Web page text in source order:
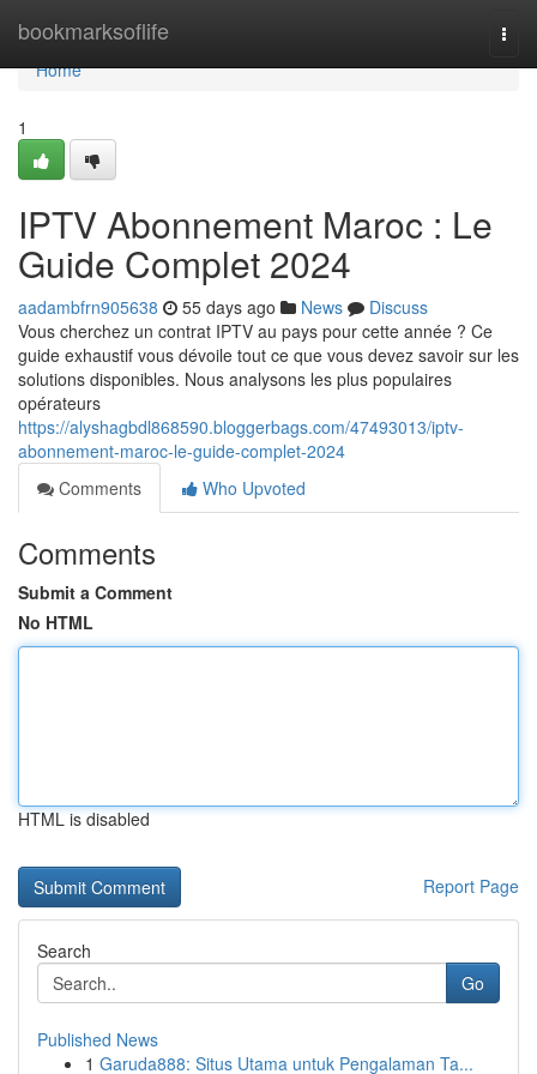
bookmarksoflife
Home
Home
1
IPTV Abonnement Maroc : Le
Guide Complet 2024
aadambfrn905638 55 days ago News
Discuss
Vous cherchez un contrat IPTV au pays pour cette année ? Ce
guide exhaustif vous dévoile tout ce que vous devez savoir sur les
solutions disponibles. Nous analysons les plus populaires
opérateurs
https://alyshagbdl868590.bloggerbags.com/47493013/iptv-
abonnement-maroc-le-guide-complet-2024
Comments
Who Upvoted
Comments
Submit a Comment
No HTML
HTML is disabled
Report Page
Search
Go
Published News
1 Garuda888: Situs Utama untuk Pengalaman Ta...